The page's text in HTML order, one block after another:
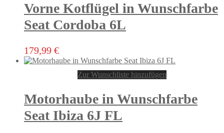
Vorne Kotflügel in Wunschfarbe
Seat Cordoba 6L
179,99 €Dieses
Produkt
weist
mehrere
auf.
Die
Optionen
können
Zur Wunschliste hinzufügen
Motorhaube in Wunschfarbe
Seat Ibiza 6J FL